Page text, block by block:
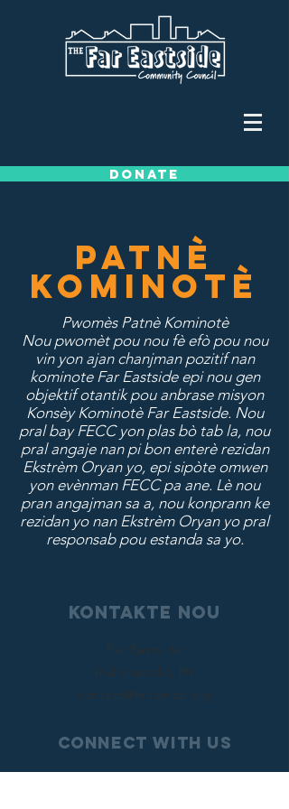
DONATE
Patnè
Kominotè
Pwomès Patnè Kominotè
Nou pwomèt pou nou fè efò pou nou
vin yon ajan chanjman pozitif nan
kominote Far Eastside epi nou gen
objektif otantik pou anbrase misyon
Konsèy Kominotè Far Eastside. Nou
pral bay FECC yon plas bò tab la, nou
pral angaje nan pi bon enterè rezidan
Ekstrèm Oryan yo, epi sipòte omwen
yon evènman FECC pa ane. Lè nou
pran angajman sa a, nou konprann ke
rezidan yo nan Ekstrèm Oryan yo pral
responsab pou estanda sa yo.
Kontakte nou
Far Eastside
Indianapolis, IN
contact@feccindy.org
Connect with us